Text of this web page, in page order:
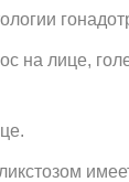
на лице,